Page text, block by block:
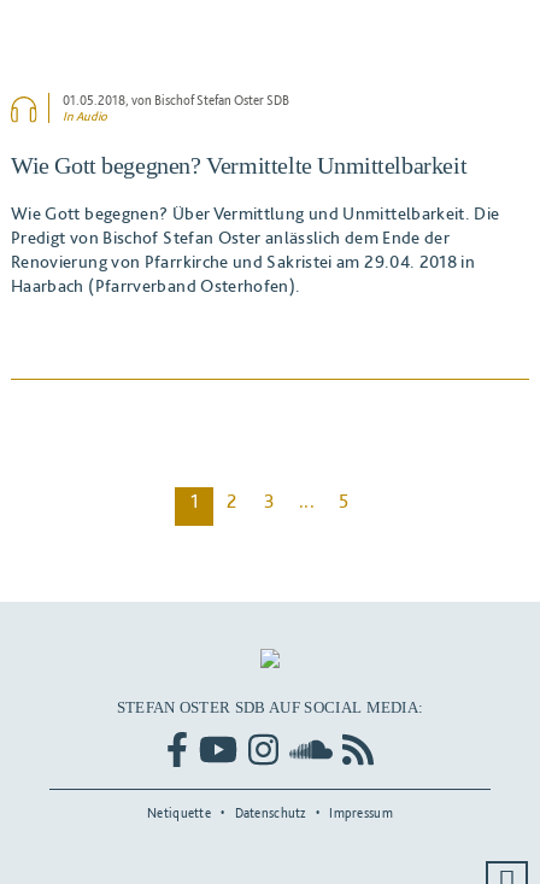
BEITRAG ANSEHEN
01.05.2018, von Bischof Stefan Oster SDB
In Audio
Wie Gott begegnen? Vermittelte Unmittelbarkeit
Wie Gott begegnen? Über Vermittlung und Unmittelbarkeit. Die
Predigt von Bischof Stefan Oster anlässlich dem Ende der
Renovierung von Pfarrkirche und Sakristei am 29.04. 2018 in
Haarbach (Pfarrverband Osterhofen).
1 2 3 ... 5
STEFAN OSTER SDB AUF SOCIAL MEDIA:
Netiquette Datenschutz Impressum